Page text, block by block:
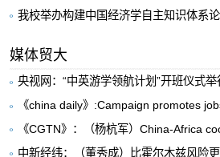
我校举办构建中国经济学自主知识体系论
媒体贸大
央视网：“中英游学领航计划”开班仪式举
《china daily》:Campaign promotes
《CGTN》：（杨杭军）China-Africa
中新经纬：（董秀成）比霍尔木兹风险更